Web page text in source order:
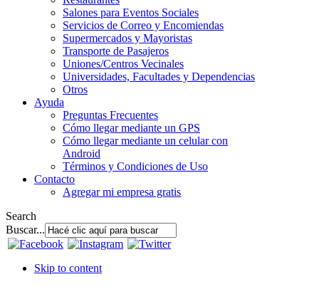
Salones para Eventos Sociales
Servicios de Correo y Encomiendas
Supermercados y Mayoristas
Transporte de Pasajeros
Uniones/Centros Vecinales
Universidades, Facultades y Dependencias
Otros
Ayuda
Preguntas Frecuentes
Cómo llegar mediante un GPS
Cómo llegar mediante un celular con
Android
Términos y Condiciones de Uso
Contacto
Agregar mi empresa gratis
Search
Buscar...
Skip to content